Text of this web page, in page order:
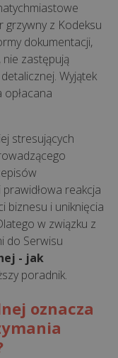
grzywny z Kodeksu
dokumentacji,
zastępują
Wyjątek
stresujących
reakcja
biznesu i uniknięcia
w związku z
do Serwisu
- jak
poradnik.
oznacza